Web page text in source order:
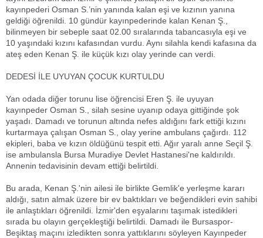
kayınpederi Osman S.’nin yanında kalan eşi ve kızının yanına
geldiği öğrenildi. 10 gündür kayınpederinde kalan Kenan Ş.,
bilinmeyen bir sebeple saat 02.00 sıralarında tabancasıyla eşi ve
10 yaşındaki kızını kafasından vurdu. Aynı silahla kendi kafasına da
ateş eden Kenan Ş. ile küçük kızı olay yerinde can verdi.
DEDESİ İLE UYUYAN ÇOCUK KURTULDU
Yan odada diğer torunu lise öğrencisi Eren Ş. ile uyuyan
kayınpeder Osman S., silah sesine uyanıp odaya gittiğinde şok
yaşadı. Damadı ve torunun altında nefes aldığını fark ettiği kızını
kurtarmaya çalışan Osman S., olay yerine ambulans çağırdı. 112
ekipleri, baba ve kızın öldüğünü tespit etti. Ağır yaralı anne Seçil Ş.
ise ambulansla Bursa Muradiye Devlet Hastanesi'ne kaldırıldı.
Annenin tedavisinin devam ettiği belirtildi.
Bu arada, Kenan Ş.'nin ailesi ile birlikte Gemlik'e yerleşme kararı
aldığı, satın almak üzere bir ev baktıkları ve beğendikleri evin sahibi
ile anlaştıkları öğrenildi. İzmir'den eşyalarını taşımak istedikleri
sırada bu olayın gerçekleştiği belirtildi. Damadı ile Bursaspor-
Beşiktaş maçını izledikten sonra yattıklarını söyleyen Kayınpeder